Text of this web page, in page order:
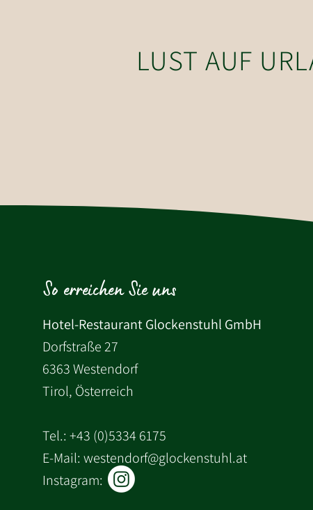
LUST AUF
So erreichen Sie uns
Hotel-Restaurant Glockenstuhl GmbH
Dorfstraße 27
6363 Westendorf
Tirol, Österreich
Tel.: +43 (0)5334 6175
E-Mail: westendorf@glockenstuhl.at
Instagram: